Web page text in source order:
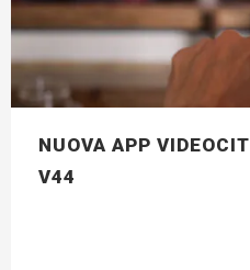
NUOVA APP
V44